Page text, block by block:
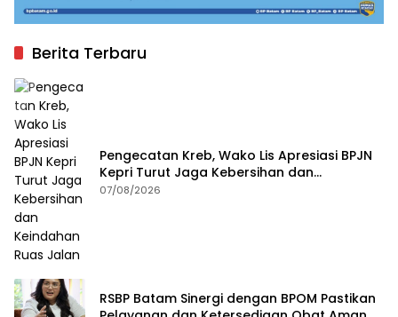
Berita Terbaru
Pengecatan Kreb, Wako Lis Apresiasi BPJN
Kepri Turut Jaga Kebersihan dan
Keindahan Ruas Jalan
07/08/2026
RSBP Batam Sinergi dengan BPOM Pastikan